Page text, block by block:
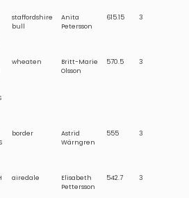
staffordshire
bull
Anita
Petersson
615.15 3
wheaten
Britt-Marie
Olsson
570.5 3
border
Astrid
Wärngren
555 3
airedale
Elisabeth
Pettersson
542.7 3